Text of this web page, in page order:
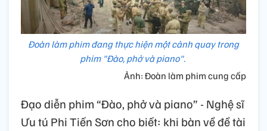
Đoàn làm phim đang thực hiện một cảnh quay trong
phim "Đào, phở và piano".
Ảnh: Đoàn làm phim cung cấp
Đạo diễn phim “Đào, phở và piano” - Nghệ sĩ
Ưu tú Phi Tiến Sơn cho biết: khi bàn về đề tài